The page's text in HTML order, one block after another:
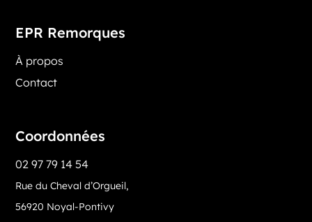
EPR Remorques
À propos
Contact
Coordonnées
02 97 79 14 54
Rue du Cheval d’Orgueil,
56920 Noyal-Pontivy